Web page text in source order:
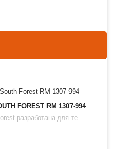
FOREST RM 1307-994
разработана для те...